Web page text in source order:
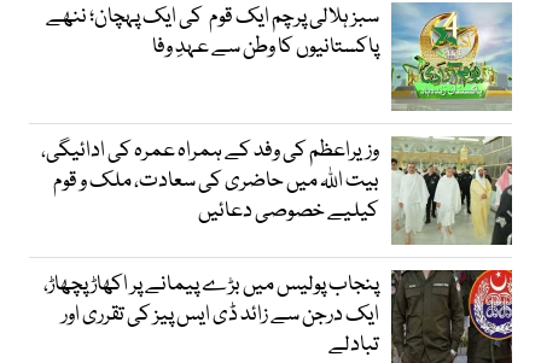
سبز ہلالی پرچم ایک قوم کی ایک پہچان؛ ننھے
پاکستانیوں کا وطن سے عہدِ وفا
وزیراعظم کی وفد کے ہمراہ عمرہ کی ادائیگی،
بیت اللہ میں حاضری کی سعادت، ملک و قوم
کیلیے خصوصی دعائیں
پنجاب پولیس میں بڑے پیمانے پر اکھاڑ پچھاڑ،
ایک درجن سے زائد ڈی ایس پیز کی تقرری اور
تبادلے